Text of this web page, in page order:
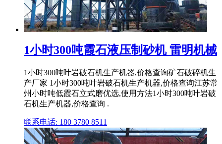
1小时300吨霞石液压制砂机 雷明机械
1小时300吨叶岩破石机生产机器,价格查询矿石破碎机生
产厂家 1小时300吨叶岩破石机生产机器,价格查询江苏常
州小时吨低霞石立式磨优选,使用方法1小时300吨叶岩破
石机生产机器,价格查询 .
联系电话: 180 3780 8511